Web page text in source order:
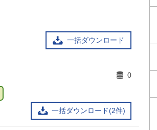
一括ダウンロード
一括ダウンロード(2件)
0